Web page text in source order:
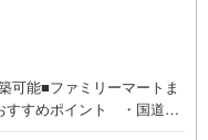
可能■ファミリーマートま
すすめポイント ・国道1